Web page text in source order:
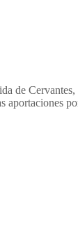
de
aportaciones